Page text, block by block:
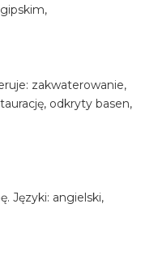
zakwaterowanie,
odkryty basen,
Języki: angielski,